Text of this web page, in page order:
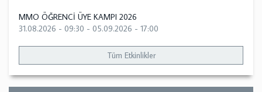
MMO ÖĞRENCİ ÜYE KAMPI 2026
31.08.2026 - 09:30 - 05.09.2026 - 17:00
Tüm Etkinlikler